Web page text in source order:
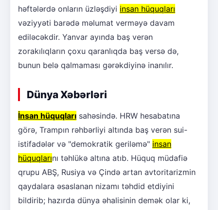
həftələrdə onların üzləşdiyi insan hüquqları
vəziyyəti barədə məlumat verməyə davam
ediləcəkdir. Yanvar ayında baş verən
zorakılıqların çoxu qaranlıqda baş versə də,
bunun belə qalmaması gərəkdiyinə inanılır.
Dünya Xəbərləri
İnsan hüquqları sahəsində. HRW hesabatına
görə, Trampın rəhbərliyi altında baş verən sui-
istifadələr və "demokratik geriləmə" insan
hüquqlarını təhlükə altına atıb. Hüquq müdafiə
qrupu ABŞ, Rusiya və Çində artan avtoritarizmin
qaydalara əsaslanan nizamı təhdid etdiyini
bildirib; hazırda dünya əhalisinin demək olar ki,